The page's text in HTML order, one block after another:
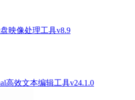
映像处理工具v8.9
高效文本编辑工具v24.1.0